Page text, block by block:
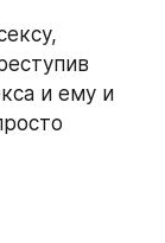
и ему и